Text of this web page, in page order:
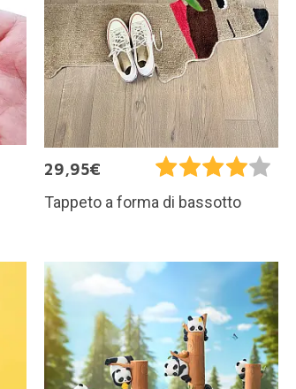
29,95€
Tappeto a forma di bassotto